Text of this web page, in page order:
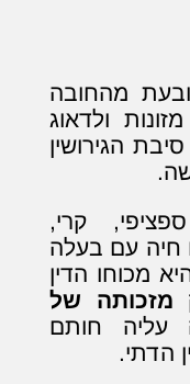
מהחובה
ולדאוג
הגירושין
קרי,
חיה עם בעלה
מכוחו הדין
מזכותה של
עליה חותם
הדתי.